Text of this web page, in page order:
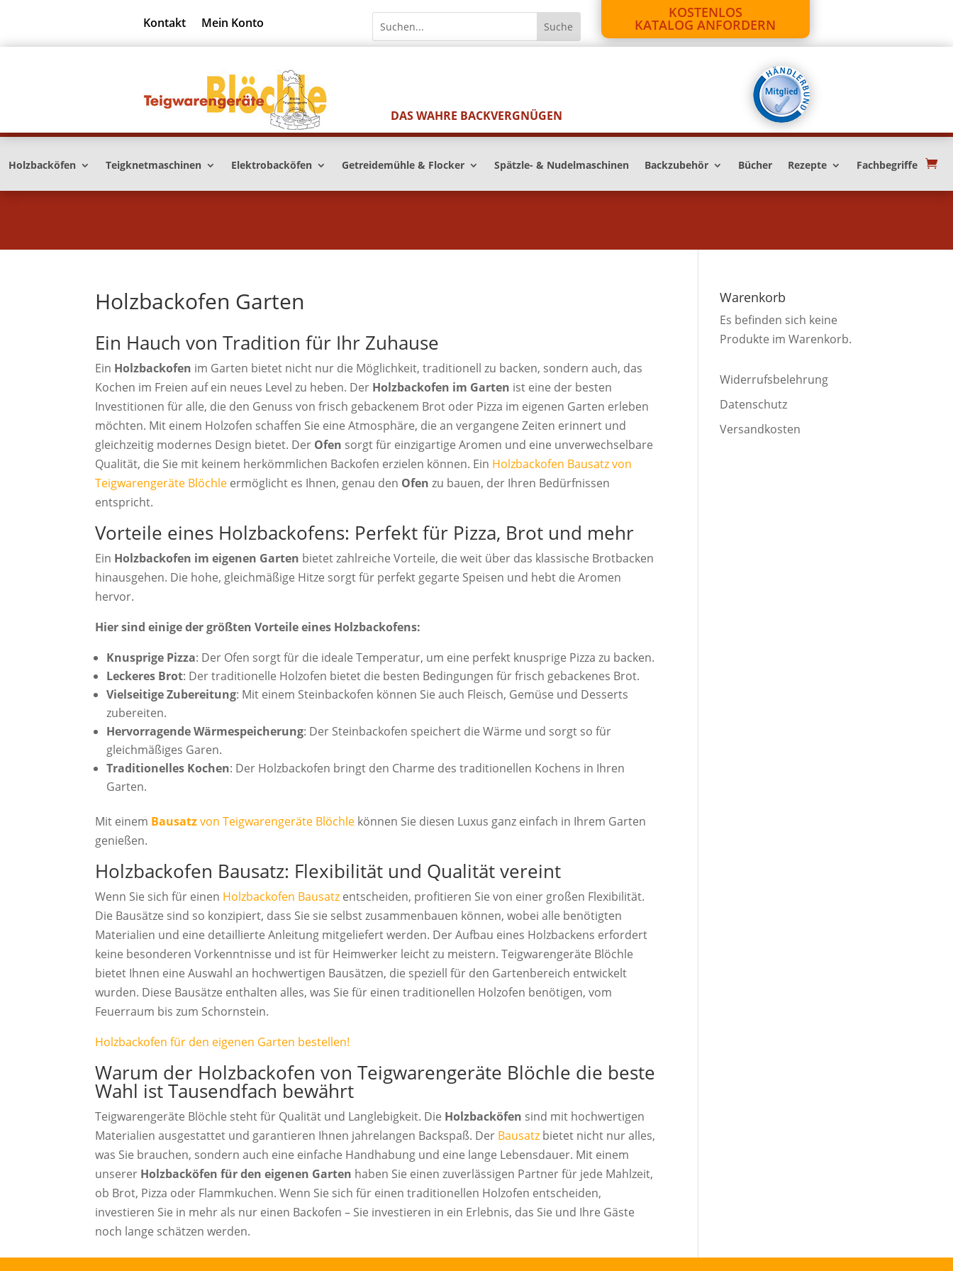
Kontakt Mein Konto
KOSTENLOS
KATALOG ANFORDERN
DAS WAHRE BACKVERGNÜGEN
Holzbacköfen Teigknetmaschinen Elektrobacköfen Getreidemühle & Flocker Spätzle- & Nudelmaschinen Backzubehör Bücher Rezepte Fachbegriffe
Holzbackofen Garten
Ein Hauch von Tradition für Ihr Zuhause
Ein Holzbackofen im Garten bietet nicht nur die Möglichkeit, traditionell zu backen, sondern auch, das
Kochen im Freien auf ein neues Level zu heben. Der Holzbackofen im Garten ist eine der besten
Investitionen für alle, die den Genuss von frisch gebackenem Brot oder Pizza im eigenen Garten erleben
möchten. Mit einem Holzofen schaffen Sie eine Atmosphäre, die an vergangene Zeiten erinnert und
gleichzeitig modernes Design bietet. Der Ofen sorgt für einzigartige Aromen und eine unverwechselbare
Qualität, die Sie mit keinem herkömmlichen Backofen erzielen können. Ein Holzbackofen Bausatz von
Teigwarengeräte Blöchle ermöglicht es Ihnen, genau den Ofenzu bauen, der Ihren Bedürfnissen
entspricht.
Vorteile eines Holzbackofens: Perfekt für Pizza, Brot und mehr
Ein Holzbackofen im eigenen Garten bietet zahlreiche Vorteile, die weit über das klassische Brotbacken
hinausgehen. Die hohe, gleichmäßige Hitze sorgt für perfekt gegarte Speisen und hebt die Aromen
hervor.
Hier sind einige der größten Vorteile eines Holzbackofens:
Knusprige Pizza: Der Ofen sorgt für die ideale Temperatur, um eine perfekt knusprige Pizza zu backen.
Leckeres Brot: Der traditionelle Holzofen bietet die besten Bedingungen für frisch gebackenes Brot.
Vielseitige Zubereitung: Mit einem Steinbackofen können Sie auch Fleisch, Gemüse und Desserts
zubereiten.
Hervorragende Wärmespeicherung: Der Steinbackofen speichert die Wärme und sorgt so für
gleichmäßiges Garen.
Traditionelles Kochen: Der Holzbackofen bringt den Charme des traditionellen Kochens in Ihren
Garten.
Mit einem Bausatzvon Teigwarengeräte Blöchle können Sie diesen Luxus ganz einfach in Ihrem Garten
genießen.
Holzbackofen Bausatz: Flexibilität und Qualität vereint
Wenn Sie sich für einen Holzbackofen Bausatz entscheiden, profitieren Sie von einer großen Flexibilität.
Die Bausätze sind so konzipiert, dass Sie sie selbst zusammenbauen können, wobei alle benötigten
Materialien und eine detaillierte Anleitung mitgeliefert werden. Der Aufbau eines Holzbackens erfordert
keine besonderen Vorkenntnisse und ist für Heimwerker leicht zu meistern. Teigwarengeräte Blöchle
bietet Ihnen eine Auswahl an hochwertigen Bausätzen, die speziell für den Gartenbereich entwickelt
wurden. Diese Bausätze enthalten alles, was Sie für einen traditionellen Holzofen benötigen, vom
Feuerraum bis zum Schornstein.
Holzbackofen für den eigenen Garten bestellen!
Warum der Holzbackofen von Teigwarengeräte Blöchle die beste
Wahl ist Tausendfach bewährt
Teigwarengeräte Blöchle steht für Qualität und Langlebigkeit. Die Holzbacköfen sind mit hochwertigen
Materialien ausgestattet und garantieren Ihnen jahrelangen Backspaß. Der Bausatz bietet nicht nur alles,
was Sie brauchen, sondern auch eine einfache Handhabung und eine lange Lebensdauer. Mit einem
unserer Holzbacköfen für den eigenen Garten haben Sie einen zuverlässigen Partner für jede Mahlzeit,
ob Brot, Pizza oder Flammkuchen. Wenn Sie sich für einen traditionellen Holzofen entscheiden,
investieren Sie in mehr als nur einen Backofen – Sie investieren in ein Erlebnis, das Sie und Ihre Gäste
noch lange schätzen werden.
Warenkorb
Es befinden sich keine
Produkte im Warenkorb.
Widerrufsbelehrung
Datenschutz
Versandkosten